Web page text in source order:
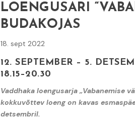
LOENGUSARI
BUDAKOJAS
18. sept 2022
12. SEPTEMBER – 5.
18.15–20.30
Vaddhaka loengusarja „Vabanemise
kokkuvõttev loeng on kavas
detsembril.